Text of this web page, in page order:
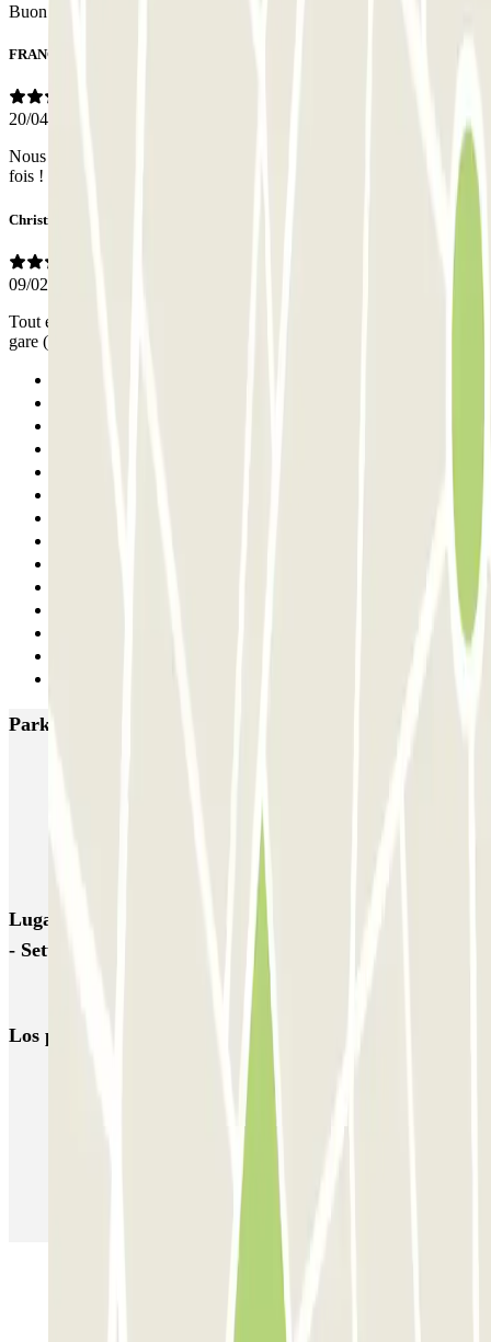
Buon parcheggio anche per il Salone del libro
FRANCK
20/04/2026
Nous n'avons jamais trouvé de gardien et avons dû payer une 2ème
fois !
Christian
09/02/2026
Tout était bien expliqué dans le mail. Très rapide pour rejoindre la
gare (donc le centre)
Parkings más valorados en Turín
Italian Parking - Shuttle - Aeroporto di Torino Caselle - Scoperto
Italian Parking - Shuttle - Aeroporto di Torino Caselle - Coperto
Lugares y eventos interesantes cerca de Fiera di Torino
- Settore E - Scoperto
Parking Aeropuerto de Turín | Parclick
Los parkings más reservados
Parking en Barcelona
Parking en Aeropuerto Madrid Barajas
Parking en Sants - Estación de Barcelona